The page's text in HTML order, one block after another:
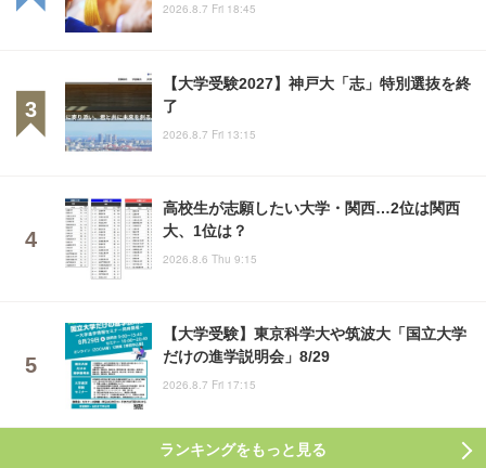
2026.8.7 Fri 18:45
【大学受験2027】神戸大「志」特別選抜を終
了
2026.8.7 Fri 13:15
高校生が志願したい大学・関西…2位は関西
大、1位は？
2026.8.6 Thu 9:15
【大学受験】東京科学大や筑波大「国立大学
だけの進学説明会」8/29
2026.8.7 Fri 17:15
ランキングをもっと見る